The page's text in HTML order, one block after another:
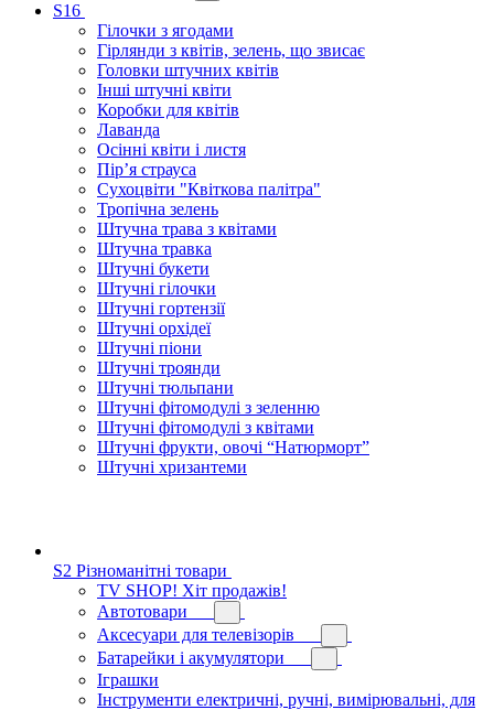
S16
Гілочки з ягодами
Гірлянди з квітів, зелень, що звисає
Головки штучних квітів
Інші штучні квіти
Коробки для квітів
Лаванда
Осінні квіти і листя
Пір’я страуса
Сухоцвіти "Квіткова палітра"
Тропічна зелень
Штучна трава з квітами
Штучна травка
Штучні букети
Штучні гілочки
Штучні гортензії
Штучні орхідеї
Штучні піони
Штучні троянди
Штучні тюльпани
Штучні фітомодулі з зеленню
Штучні фітомодулі з квітами
Штучні фрукти, овочі “Натюрморт”
Штучні хризантеми
S2 Різноманітні товари
TV SHOP! Хіт продажів!
Автотовари
Аксесуари для телевізорів
Батарейки і акумулятори
Іграшки
Інструменти електричні, ручні, вимірювальні, для